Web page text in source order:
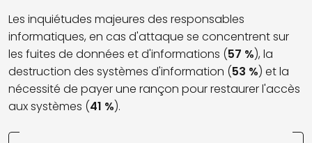
Les inquiétudes majeures des responsables
informatiques, en cas d'attaque se concentrent sur
les fuites de données et d'informations (57 %), la
destruction des systèmes d'information (53 %) et la
nécessité de payer une rançon pour restaurer l'accès
aux systèmes (41 %).